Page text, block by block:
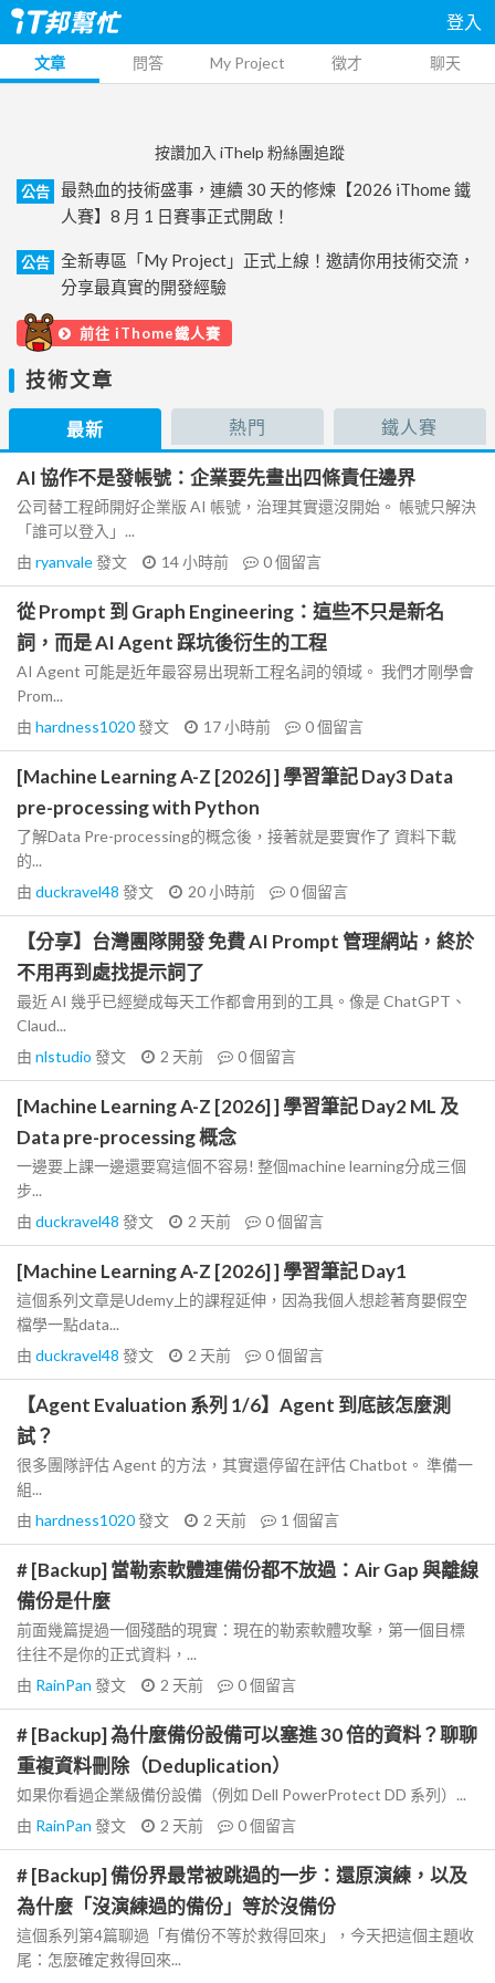
登入
文章 問答 My Project 徵才 聊天
按讚加入 iThelp 粉絲團追蹤
公告
最熱血的技術盛事，連續 30 天的修煉【2026 iThome 鐵
人賽】8 月 1 日賽事正式開啟！
公告
全新專區「My Project」正式上線！邀請你用技術交流，
分享最真實的開發經驗
前往 iThome鐵人賽
技術文章
最新 熱門 鐵人賽
AI 協作不是發帳號：企業要先畫出四條責任邊界
公司替工程師開好企業版 AI 帳號，治理其實還沒開始。 帳號只解決
「誰可以登入」...
由 ryanvale發文 14 小時前 0個留言
從 Prompt 到 Graph Engineering：這些不只是新名
詞，而是 AI Agent 踩坑後衍生的工程
AI Agent 可能是近年最容易出現新工程名詞的領域。 我們才剛學會
Prom...
由 hardness1020發文 17 小時前 0個留言
[Machine Learning A-Z [2026] ] 學習筆記 Day3 Data
pre-processing with Python
了解Data Pre-processing的概念後，接著就是要實作了 資料下載
的...
由 duckravel48 發文 20 小時前 0個留言
【分享】台灣團隊開發 免費 AI Prompt 管理網站，終於
不用再到處找提示詞了
最近 AI 幾乎已經變成每天工作都會用到的工具。像是 ChatGPT、
Claud...
由 nlstudio 發文 2 天前 0個留言
[Machine Learning A-Z [2026] ] 學習筆記 Day2 ML 及
Data pre-processing 概念
一邊要上課一邊還要寫這個不容易! 整個machine learning分成三個
步...
由 duckravel48 發文 2 天前 0個留言
[Machine Learning A-Z [2026] ] 學習筆記 Day1
這個系列文章是Udemy上的課程延伸，因為我個人想趁著育嬰假空
檔學一點data...
由 duckravel48 發文 2 天前 0個留言
【Agent Evaluation 系列 1/6】Agent 到底該怎麼測
試？
很多團隊評估 Agent 的方法，其實還停留在評估 Chatbot。 準備一
組...
由 hardness1020發文 2 天前 1 個留言
# [Backup] 當勒索軟體連備份都不放過：Air Gap 與離線
備份是什麼
前面幾篇提過一個殘酷的現實：現在的勒索軟體攻擊，第一個目標
往往不是你的正式資料，...
由 RainPan 發文 2 天前 0個留言
# [Backup] 為什麼備份設備可以塞進 30 倍的資料？聊聊
重複資料刪除（Deduplication）
如果你看過企業級備份設備（例如 Dell PowerProtect DD 系列）...
由 RainPan 發文 2 天前 0個留言
# [Backup] 備份界最常被跳過的一步：還原演練，以及
為什麼「沒演練過的備份」等於沒備份
這個系列第4篇聊過「有備份不等於救得回來」，今天把這個主題收
尾：怎麼確定救得回來...